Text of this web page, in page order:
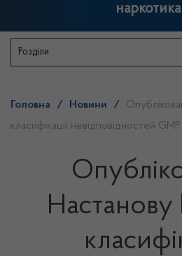
Розділи
Головна / Новини /
класифікації невідповідностей GMP
Настанову